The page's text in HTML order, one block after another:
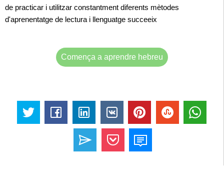
de practicar i utilitzar constantment diferents mètodes
d'aprenentatge de lectura i llenguatge succeeix
Comença a aprendre hebreu